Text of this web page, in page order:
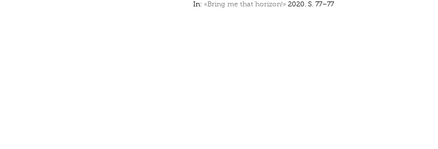
In: «Bring me that horizon!» 2020. S. 77–77